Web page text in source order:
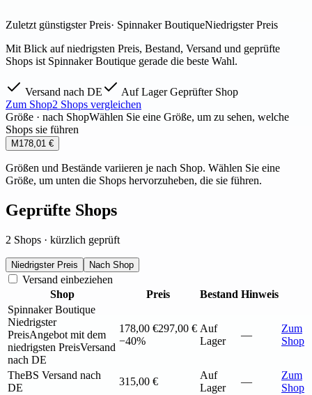
Zuletzt günstigster Preis· Spinnaker BoutiqueNiedrigster Preis
Mit Blick auf niedrigsten Preis, Bestand, Versand und geprüfte
Shops ist Spinnaker Boutique gerade die beste Wahl.
Versand nach DE Auf LagerGeprüfter Shop
Zum Shop2 Shops vergleichen
Größe · nach ShopWählen Sie eine Größe, um zu sehen, welche
Shops sie führen
M 178,01 €
Größen und Bestände variieren je nach Shop. Wählen Sie eine
Größe, um unten die Shops hervorzuheben, die sie führen.
Geprüfte Shops
2 Shops · kürzlich geprüft
Niedrigster Preis Nach Shop
Versand einbeziehen
Shop
Preis Bestand Hinweis
Spinnaker Boutique
Niedrigster
PreisAngebot mit dem
niedrigsten PreisVersand
nach DE
178,00 €297,00 €
−40%
Auf
Lager
—
Zum
Shop
TheBS Versand nach
DE
315,00 €
Auf
Lager
—
Zum
Shop